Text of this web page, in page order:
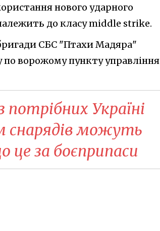
нового ударного
до класу middle strike.
СБС "Птахи Мадяра"
по ворожому пункту управління
Україні
снарядів можуть
за боєприпаси